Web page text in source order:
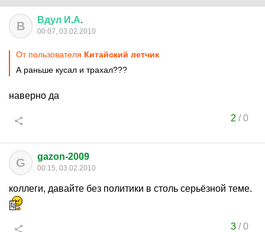
В Вдул И .А.
00:07, 03.02.2010
От пользователя Китайский летчик
А раньше кусал и трахал???
наверно да
2 /0
G gazon-2009
00:15, 03.02.2010
коллеги, давайте без политики в столь серьёзной теме.
3/0